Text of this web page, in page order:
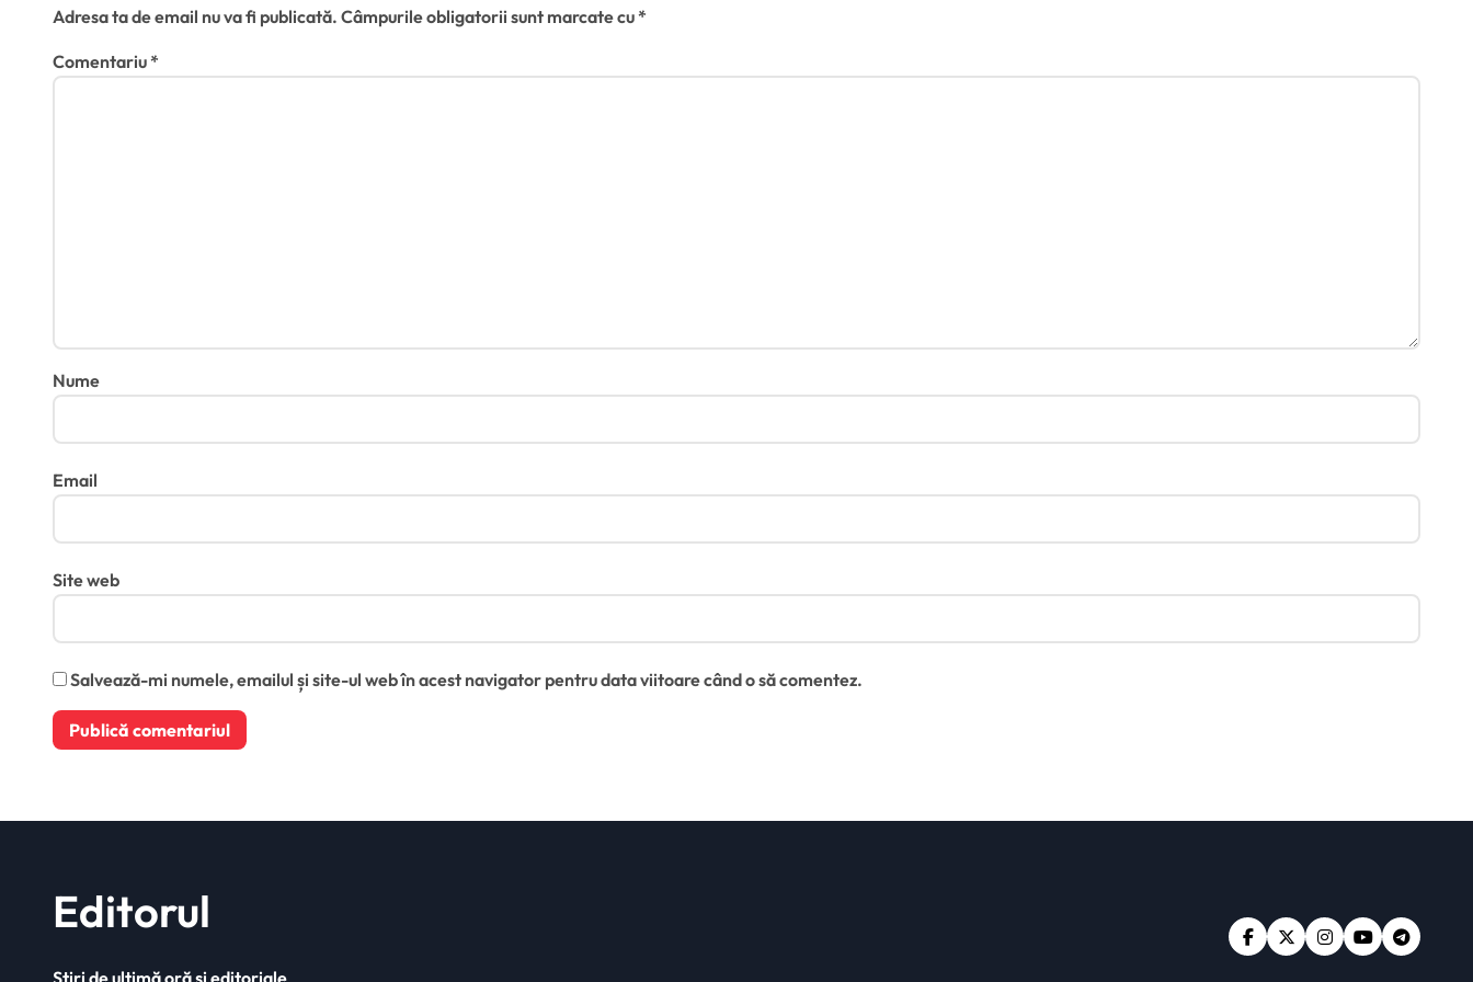
e
Adresa ta de email nu va fi publicată. Câmpurile obligatorii sunt marcate cu*
Comentariu*
Nume
Email
Site web
Salvează-mi numele, emailul și site-ul web în acest navigator pentru data viitoare când o să comentez.
Editorul
Știri de ultimă oră și editoriale